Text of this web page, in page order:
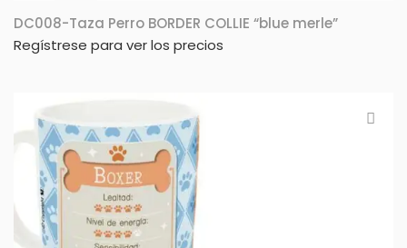
DC008-Taza Perro BORDER COLLIE “blue merle”
Regístrese para ver los precios